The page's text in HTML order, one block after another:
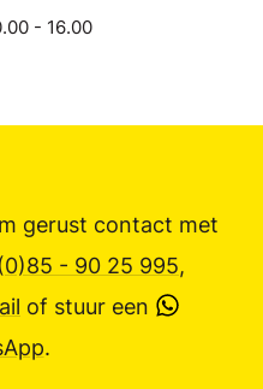
- 16.00
gerust contact met
- 90 25 995,
of stuur een
.